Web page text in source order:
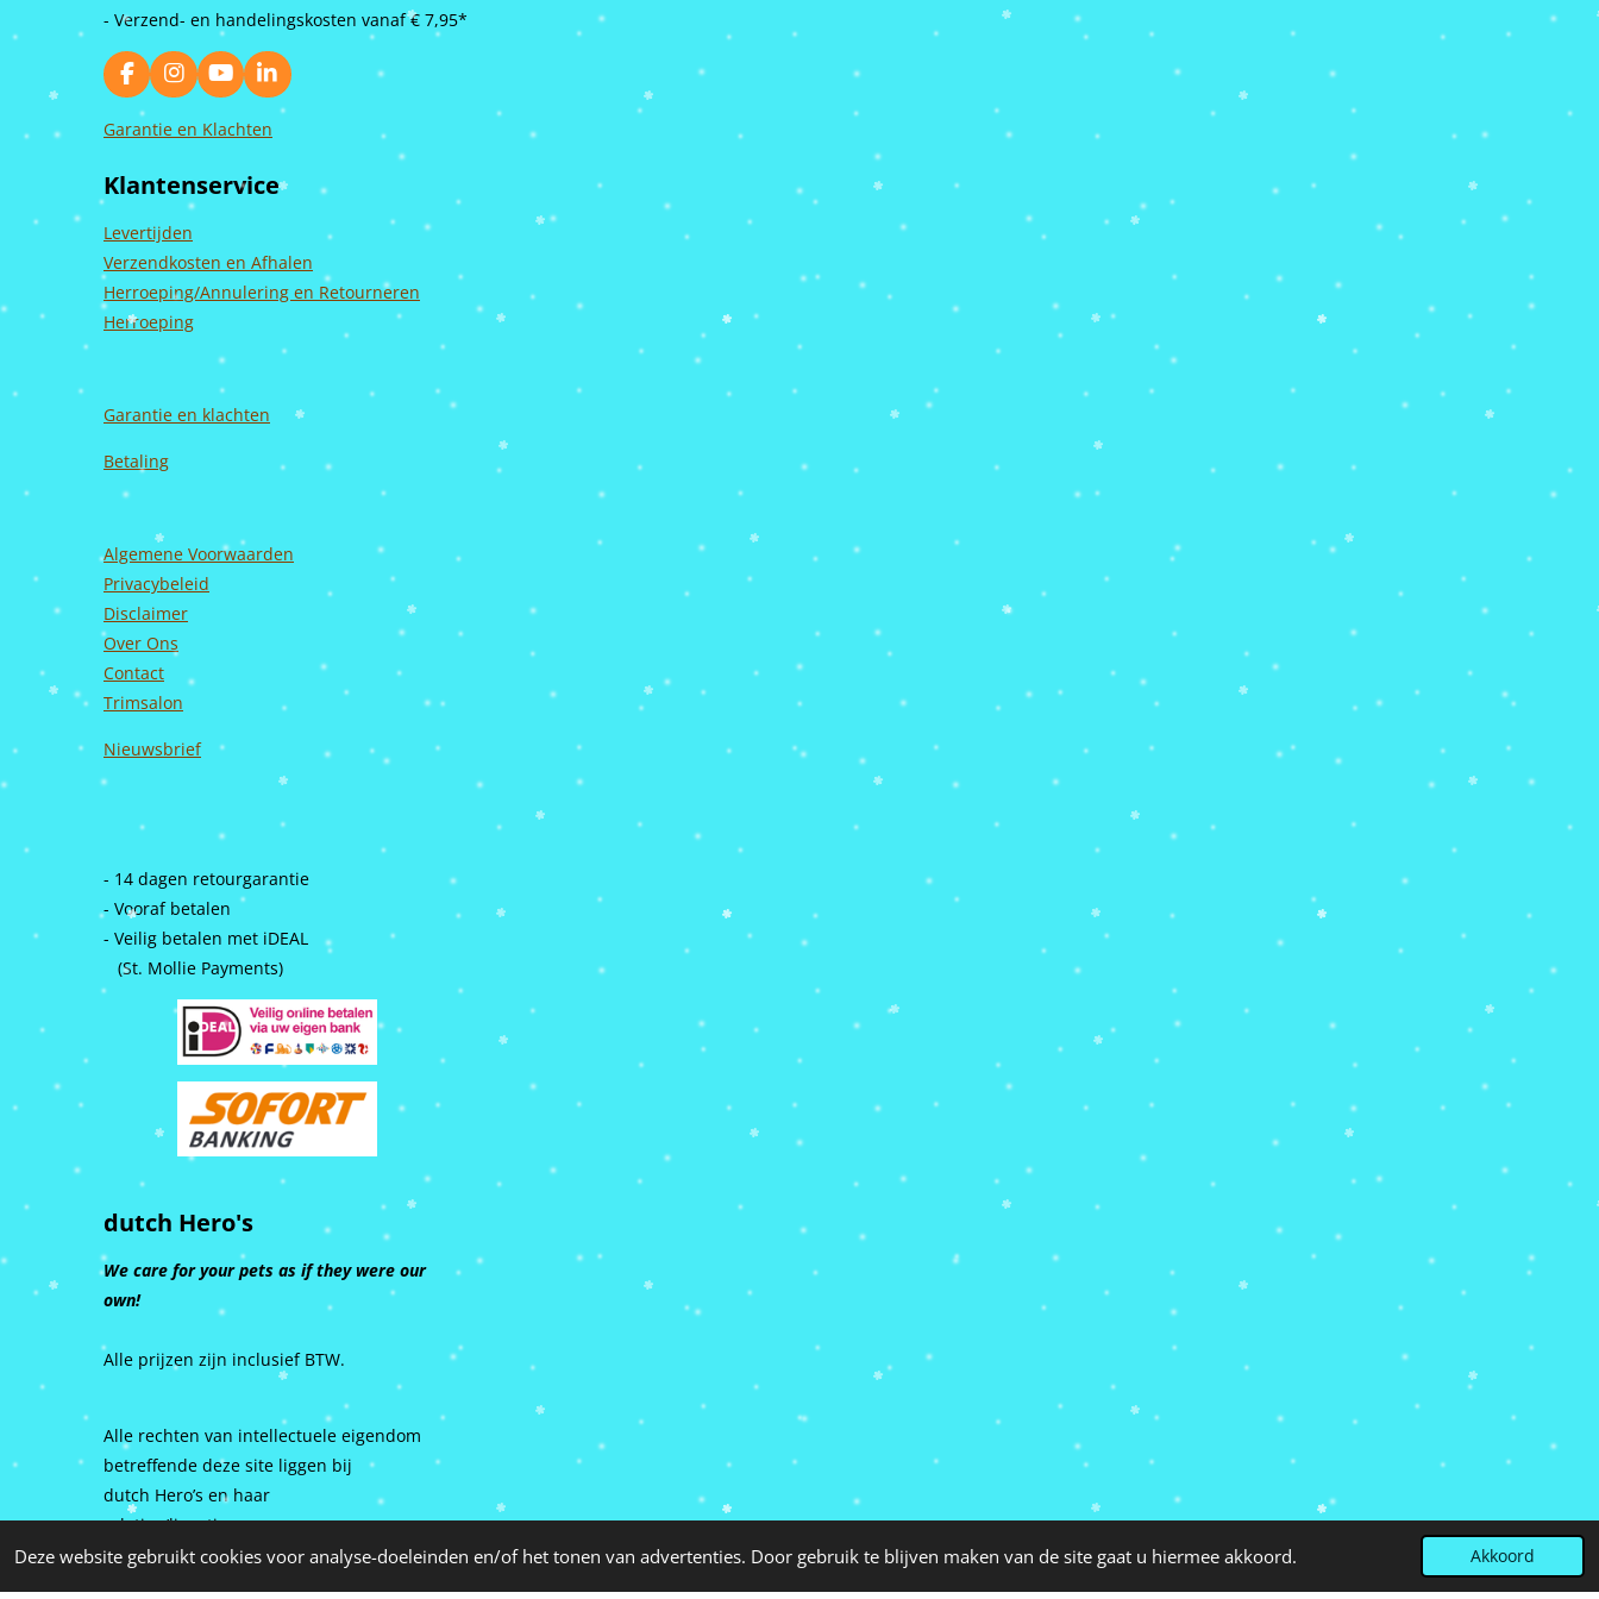
Deze website gebruikt cookies voor analyse-doeleinden en/of het tonen van advertenties. Door gebruik te blijven maken van de site gaat u hiermee akkoord. Akkoord
- Verzend- en handelingskosten vanaf € 7,95*
F
a
c
o
k
I
n
s
g
a
m
Y
o
u
b
L
i
n
d
Garantie en Klachten
Klantenservice
Levertijden
Verzendkosten en Afhalen
Herroeping/Annulering en Retourneren
Herroeping
Garantie en klachten
Betaling
Algemene Voorwaarden
Privacybeleid
Disclaimer
Over Ons
Contact
Trimsalon
Nieuwsbrief
- 14 dagen retourgarantie
- Vooraf betalen
- Veilig betalen met iDEAL
(St. Mollie Payments)
dutch Hero's
We care for your pets as if they were our
own!
Alle prijzen zijn inclusief BTW.
Alle rechten van intellectuele eigendom
betreffende deze site liggen bij
dutch Hero’s en haar
relaties/licentiegevers.
© 2015 - 2026 dutch Hero's